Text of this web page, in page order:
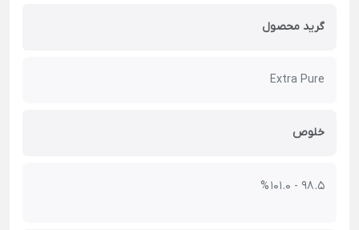
گرید محصول
Extra Pure
خلوص
98.5 - 101.0 %